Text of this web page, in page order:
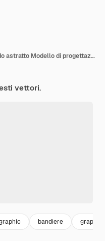
Bandiera delle Mauritius Sfondo astratto Modello di progettazione Bandiera del giorno dell'indipendenza delle Mauritius Post sui social media Mauritius
vettori.
bandiere graphic